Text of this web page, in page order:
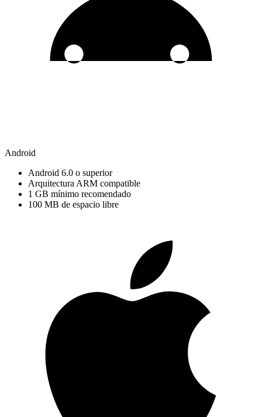
Android
Android 6.0 o superior
Arquitectura ARM compatible
1 GB mínimo recomendado
100 MB de espacio libre